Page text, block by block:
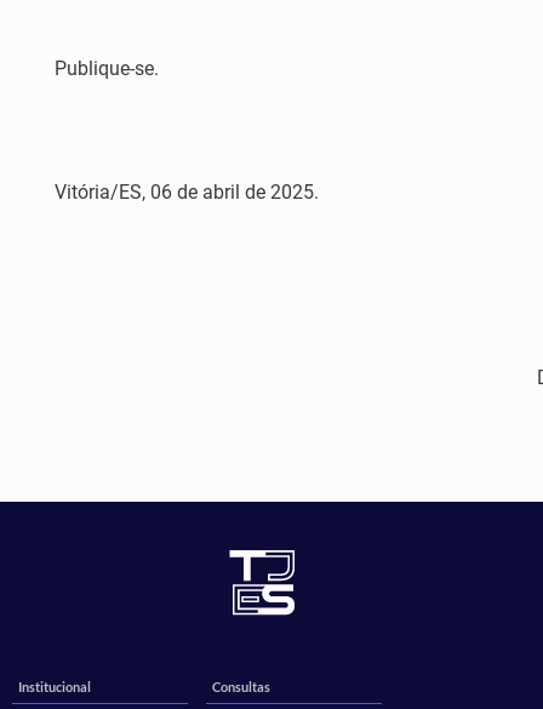
Publique-se.
Vitória/ES, 06 de abril de 2025.
Institucional Consultas